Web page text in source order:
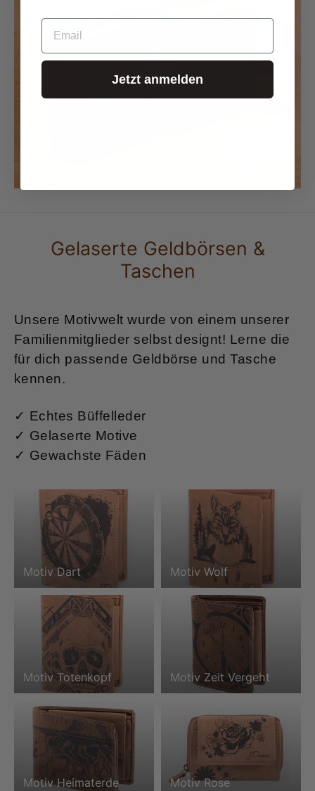
Gelaserte Geldbörsen &
Taschen
Unsere Motivwelt wurde von einem unserer
Familienmitglieder selbst designt! Lerne die
für dich passende Geldbörse und Tasche
kennen.
✓ Echtes Büffelleder
✓ Gelaserte Motive
✓ Gewachste Fäden
Motiv Dart Motiv Wolf
Motiv Totenkopf Motiv Zeit Vergeht
Motiv Heimaterde Motiv Rose
EMAIL
Jetzt anmelden